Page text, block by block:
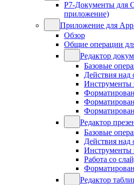
Р7-Документы для
приложение)
Приложение для
Обзор
Общие операции
Редактор
Базовые
Действия над
Инструменты
Редактор
Базовые
Действия над
Инструменты
Работа со
Редактор